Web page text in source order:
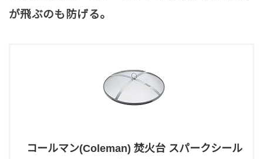
が飛ぶのも防げる。
コールマン(Coleman) 焚火台 スパークシール